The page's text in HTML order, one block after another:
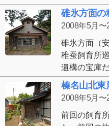
碓氷方面の
2008年5月〜
碓氷方面（
稚蚕飼育所
遺構の宝庫だ
榛名山北東
2008年5月〜
前回の飼育